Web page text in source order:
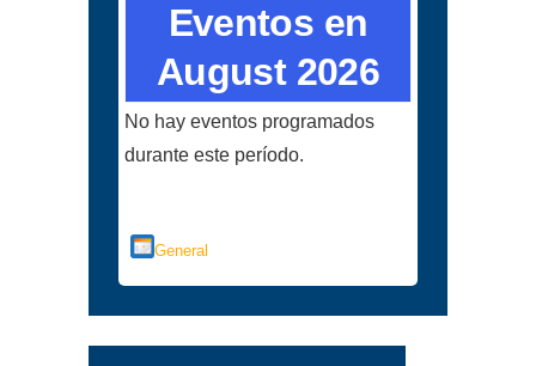
Eventos en
August 2026
No hay eventos programados
durante este período.
General